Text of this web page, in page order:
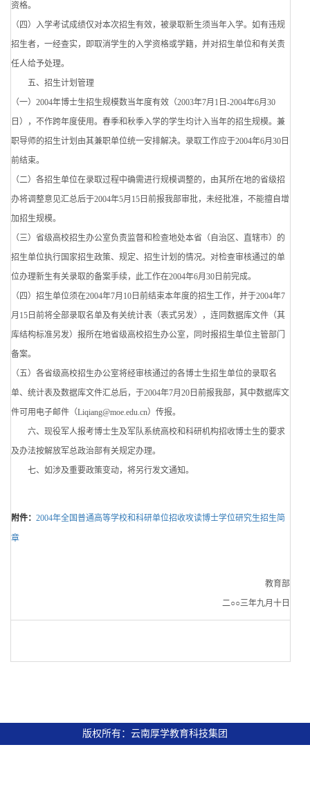
资格。
（四）入学考试成绩仅对本次招生有效，被录取新生须当年入学。如有违规
招生者，一经查实，即取消学生的入学资格或学籍，并对招生单位和有关责
任人给予处理。
五、招生计划管理
（一）2004年博士生招生规模数当年度有效（2003年7月1日-2004年6月30
日），不作跨年度使用。春季和秋季入学的学生均计入当年的招生规模。兼
职导师的招生计划由其兼职单位统一安排解决。录取工作应于2004年6月30日
前结束。
（二）各招生单位在录取过程中确需进行规模调整的，由其所在地的省级招
办将调整意见汇总后于2004年5月15日前报我部审批，未经批准，不能擅自增
加招生规模。
（三）省级高校招生办公室负责监督和检查地处本省（自治区、直辖市）的
招生单位执行国家招生政策、规定、招生计划的情况。对检查审核通过的单
位办理新生有关录取的备案手续，此工作在2004年6月30日前完成。
（四）招生单位须在2004年7月10日前结束本年度的招生工作，并于2004年7
月15日前将全部录取名单及有关统计表（表式另发），连同数据库文件（其
库结构标准另发）报所在地省级高校招生办公室，同时报招生单位主管部门
备案。
（五）各省级高校招生办公室将经审核通过的各博士生招生单位的录取名
单、统计表及数据库文件汇总后，于2004年7月20日前报我部，其中数据库文
件可用电子邮件（Liqiang@moe.edu.cn）传报。
六、现役军人报考博士生及军队系统高校和科研机构招收博士生的要求
及办法按解放军总政治部有关规定办理。
七、如涉及重要政策变动，将另行发文通知。
附件： 2004年全国普通高等学校和科研单位招收攻读博士学位研究生招生简
章
教育部
二○○三年九月十日
版权所有：云南厚学教育科技集团
滇ICP备16005908号-13